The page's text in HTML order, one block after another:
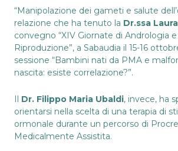
“Manipolazione dei gameti e salute
relazione che ha tenuto la Dr.ssa
convegno “XIV Giornate di Andrologia
Riproduzione”, a Sabaudia il 15-16
sessione “Bambini nati da PMA e
nascita: esiste correlazione?”.
Il Dr. Filippo Maria Ubaldi, invece, ha
orientarsi nella scelta di una terapia di
ormonale durante un percorso di
Medicalmente Assistita.